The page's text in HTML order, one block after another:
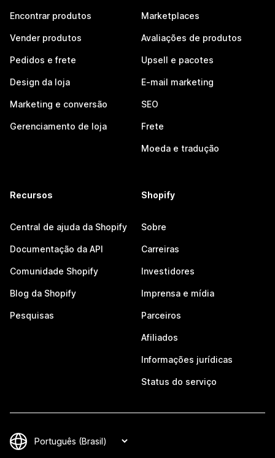
Encontrar produtos
Vender produtos
Pedidos e frete
Design da loja
Marketing e conversão
Gerenciamento de loja
Marketplaces
Avaliações de produtos
Upsell e pacotes
E-mail marketing
SEO
Frete
Moeda e tradução
Recursos
Central de ajuda da Shopify
Documentação da API
Comunidade Shopify
Blog da Shopify
Pesquisas
Shopify
Sobre
Carreiras
Investidores
Imprensa e mídia
Parceiros
Afiliados
Informações jurídicas
Status do serviço